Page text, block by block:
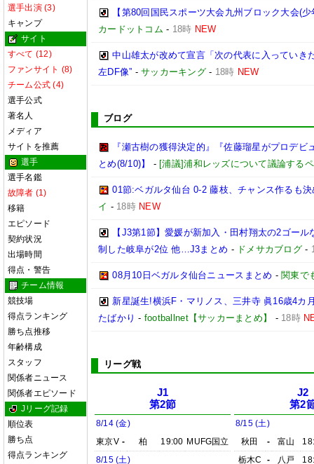
選手出演 (3)
キャンプ
サイト
すべて (12)
ファンサイト (8)
チーム公式 (4)
選手公式
著名人
メディア
サイトを推薦
選手
選手名鑑
故障者 (1)
移籍
エピソード
契約状況
出場時間
得点・警告
チーム情報
競技場
得点ランキング
勝ち点推移
年齢構成
スタッフ
関係者ニュース
関係者エピソード
Jリーグ記録
順位表
勝ち点
得点ランキング
【第80回国民スポーツ大会九州ブロック大会(
カードットコム - 18時 NEW
中山雄太が改めて宣言「次の代表に入っていき
左DF像” -サッカーキング - 18時 NEW
ブログ
『瀬古樹の獲得決定的』『佐藤瑠星がプロデ
とめ(8/10)】
- [浦議]浦和レッズについて議論する
01節:ベガルタ仙台 0-2 藤枝、チャンス作るも
イ - 18時 NEW
【J3第1節】愛媛が新加入・田村翔太の2ゴー
制した岐阜が2位 他…J3まとめ - ドメサカブログ-
08月10日ベガルタ仙台ニュースまとめ - 関東で
新星誕生!横浜F・マリノス、三井寺 眞16歳4カ
たばかり - footballnet【サッカーまとめ】 - 18時
リーグ戦
J1
第2節
8/14 (金)
東京V - 柏 19:00 MUFG国立
8/15 (土)
J2
第2
8/15 (土)
秋田
- 富山
栃木C
- 八戸